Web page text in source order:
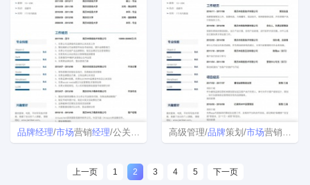
品牌经理/市场营销经理/公关经理 /主管简历模板
高级管理/品牌策划/市场营销经理
上一页 1 2 3 4 5 下一页